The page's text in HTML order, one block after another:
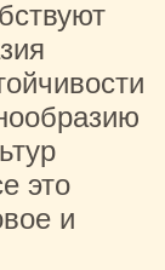
это
и